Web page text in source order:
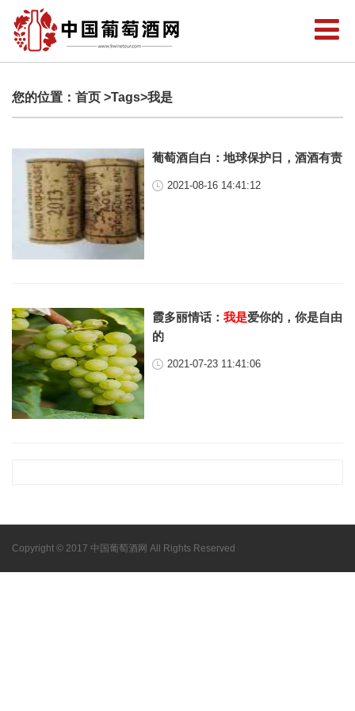
您的位置： 首页 >Tags>我是
葡萄酒自白：地球保护日，酒酒有责
2021-08-16 14:41:12
霞多丽情话：我是爱你的，你是自由
的
2021-07-23 11:41:06
Copyright © 2017 中国葡萄酒网 All Rights Reserved